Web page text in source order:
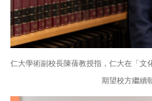
仁大學術副校長陳蒨教授指，仁大在「文
期望校方繼續